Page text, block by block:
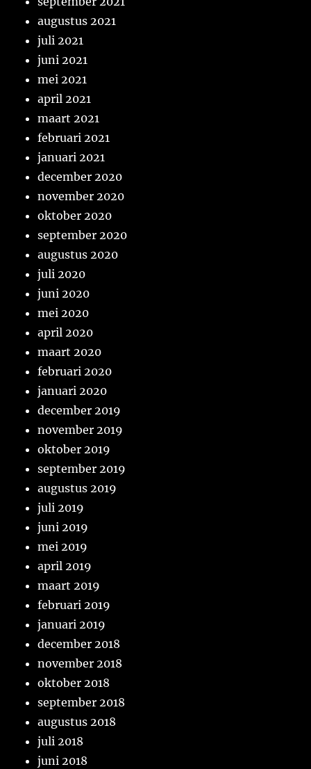
augustus 2021
juli 2021
juni 2021
mei 2021
april 2021
maart 2021
februari 2021
januari 2021
december 2020
november 2020
oktober 2020
september 2020
augustus 2020
juli 2020
juni 2020
mei 2020
april 2020
maart 2020
februari 2020
januari 2020
december 2019
november 2019
oktober 2019
september 2019
augustus 2019
juli 2019
juni 2019
mei 2019
april 2019
maart 2019
februari 2019
januari 2019
december 2018
november 2018
oktober 2018
september 2018
augustus 2018
juli 2018
juni 2018